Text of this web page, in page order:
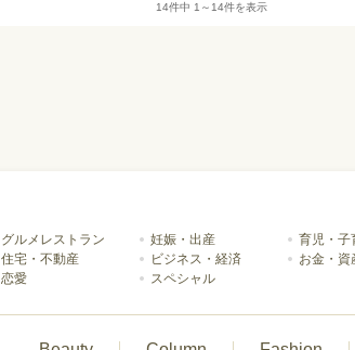
14件中 1～14件を表示
グルメレストラン 妊娠・出産 育児・子
住宅・不動産 ビジネス・経済 お金・資
恋愛 スペシャル